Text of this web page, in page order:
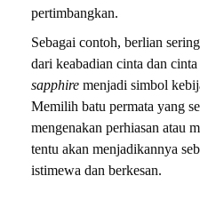
pertimbangkan.
Sebagai contoh, berlian
dari keabadian cinta dan
sapphire menjadi simbol
Memilih batu permata yang
mengenakan perhiasan atau
tentu akan menjadikannya
istimewa dan berkesan.